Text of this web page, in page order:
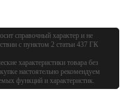
справочный характер и не
с пунктом 2 статьи 437 ГК
характеристики товара без
настоятельно рекомендуем
функций и характеристик.